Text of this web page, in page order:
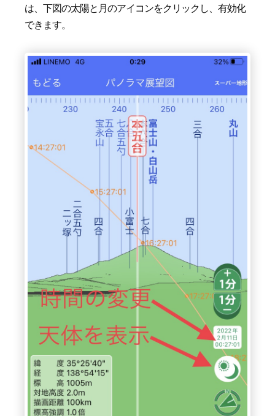
は、下図の太陽と月のアイコンをクリックし、有効化
できます。